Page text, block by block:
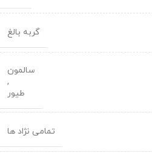
گربه بالغ
سالمون
,
طیور
تمامی نژاد ها